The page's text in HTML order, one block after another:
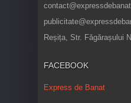
Reșița, Str. Făgărașului
FACEBOOK
Express de Banat